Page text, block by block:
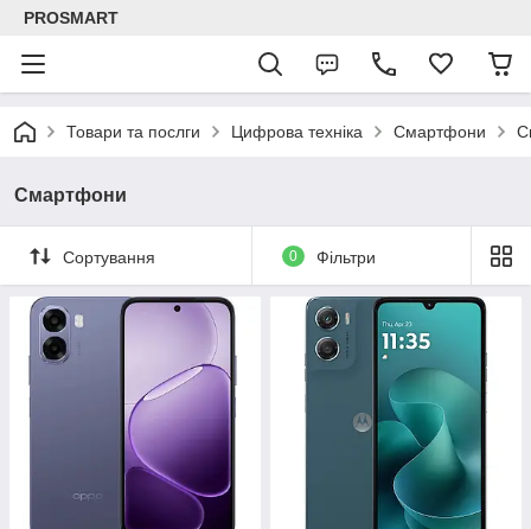
PROSMART
Товари та послги Цифрова техніка Смартфони
Смартфони
Сортування 0 Фільтри